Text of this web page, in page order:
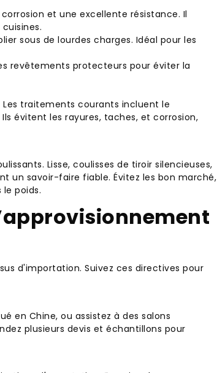
et une excellente résistance. Il
sous de lourdes charges. Idéal pour les
revêtements protecteurs pour éviter la
traitements courants incluent le
évitent les rayures, taches, et corrosion,
Lisse, coulisses de tiroir silencieuses,
un savoir-faire fiable. Évitez les bon marché,
poids.
d'importation. Suivez ces directives pour
en Chine, ou assistez à des salons
plusieurs devis et échantillons pour